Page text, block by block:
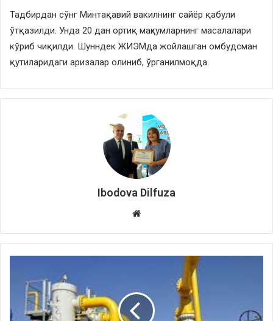
Тадбирдан сўнг Минтақавий вакилнинг сайёр қабули
ўтқазилди. Унда 20 дан ортиқ маҳкумларнинг масалалари
кўриб чиқилди. Шунндек ЖИЭМда жойлашган омбудсман
қутиларидаги аризалар олиниб, ўрганилмоқда.
Ibodova Dilfuza
Website